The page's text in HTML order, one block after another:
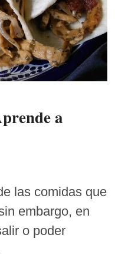
a
las comidas que
embargo, en
o poder